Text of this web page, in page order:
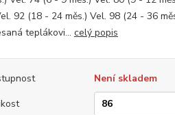
92 (18 - 24 měs.) Vel. 98 (24 - 36
teplákovi... celý popis
Není skladem